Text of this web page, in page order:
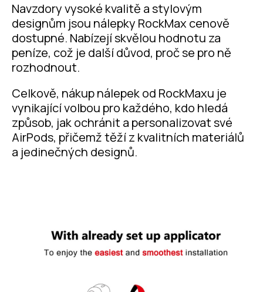
Navzdory vysoké kvalitě a stylovým
designům jsou nálepky RockMax cenově
dostupné. Nabízejí skvělou hodnotu za
peníze, což je další důvod, proč se pro ně
rozhodnout.
Celkově, nákup nálepek od RockMaxu je
vynikající volbou pro každého, kdo hledá
způsob, jak ochránit a personalizovat své
AirPods, přičemž těží z kvalitních materiálů
a jedinečných designů.